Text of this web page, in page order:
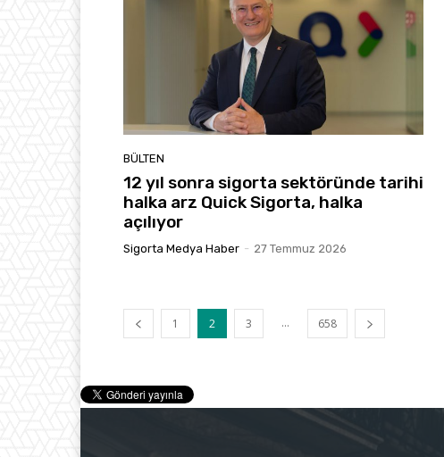
BÜLTEN
12 yıl sonra sigorta sektöründe tarihi
halka arz Quick Sigorta, halka
açılıyor
Sigorta Medya Haber - 27 Temmuz 2026
1 2 3 ... 658